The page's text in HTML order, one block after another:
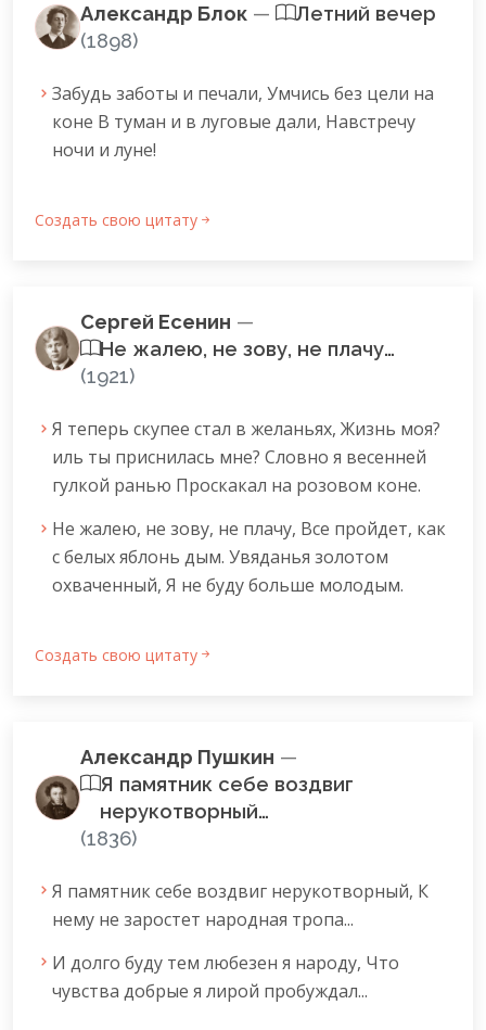
Александр Блок —
Летний вечер
(1898)
Забудь заботы и печали, Умчись без цели на
коне В туман и в луговые дали, Навстречу
ночи и луне!
Создать свою цитату
Сергей Есенин —
Не жалею, не зову, не плачу…
(1921)
Я теперь скупее стал в желаньях, Жизнь моя?
иль ты приснилась мне? Словно я весенней
гулкой ранью Проскакал на розовом коне.
Не жалею, не зову, не плачу, Все пройдет, как
с белых яблонь дым. Увяданья золотом
охваченный, Я не буду больше молодым.
Создать свою цитату
Александр Пушкин —
Я памятник себе воздвиг
нерукотворный…
(1836)
Я памятник себе воздвиг нерукотворный, К
нему не заростет народная тропа...
И долго буду тем любезен я народу, Что
чувства добрые я лирой пробуждал...